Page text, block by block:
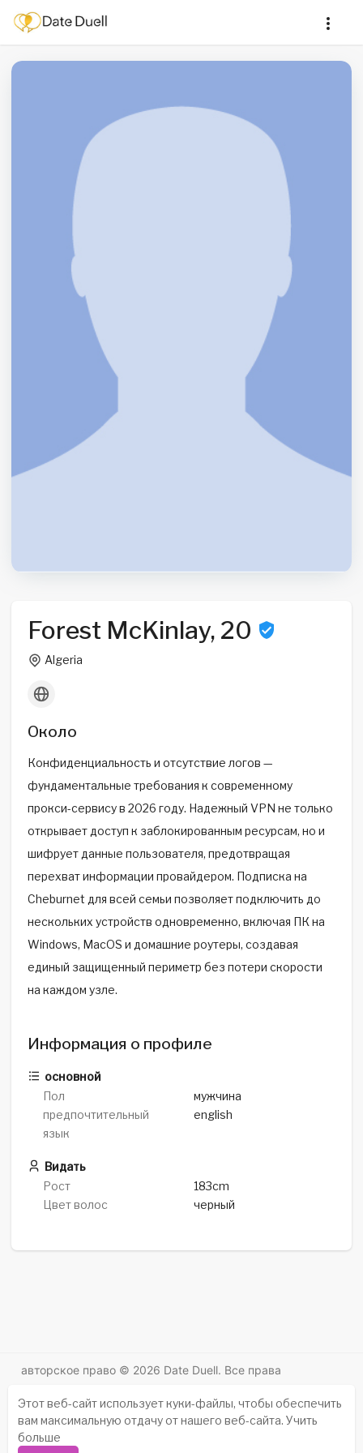
Этот веб-сайт использует куки-файлы, чтобы обеспечить
вам максимальную отдачу от нашего веб-сайта. Учить
больше
Forest McKinlay, 20
Algeria
Около
Конфиденциальность и отсутствие логов —
фундаментальные требования к современному
прокси-сервису в 2026 году. Надежный VPN не только
открывает доступ к заблокированным ресурсам, но и
шифрует данные пользователя, предотвращая
перехват информации провайдером. Подписка на
Cheburnet для всей семьи позволяет подключить до
нескольких устройств одновременно, включая ПК на
Windows, MacOS и домашние роутеры, создавая
единый защищенный периметр без потери скорости
на каждом узле.
Информация о профиле
основной
Пол
мужчина
предпочтительный
язык
english
Видать
Рост
183cm
Цвет волос
черный
авторское право © 2026 Date Duell. Все права
Истории успеха - Насчет нас - термины-
политика конфиденциальности
Часто задаваемые вопросы